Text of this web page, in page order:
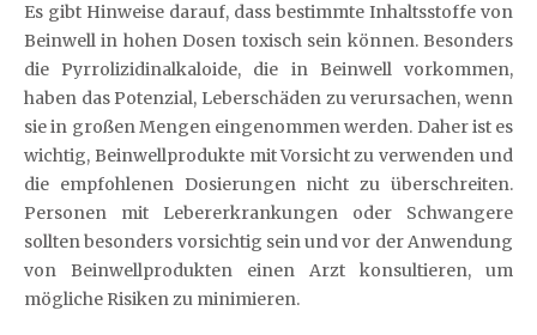
Es gibt Hinweise darauf, dass bestimmte Inhaltsstoffe von
Beinwell in hohen Dosen toxisch sein können. Besonders
die Pyrrolizidinalkaloide, die in Beinwell vorkommen,
haben das Potenzial, Leberschäden zu verursachen, wenn
sie in großen Mengen eingenommen werden. Daher ist es
wichtig, Beinwellprodukte mit Vorsicht zu verwenden und
die empfohlenen Dosierungen nicht zu überschreiten.
Personen mit Lebererkrankungen oder Schwangere
sollten besonders vorsichtig sein und vor der Anwendung
von Beinwellprodukten einen Arzt konsultieren, um
mögliche Risiken zu minimieren.